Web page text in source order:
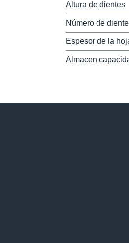
Altura de dientes
Número de
Espesor de la
Almacen